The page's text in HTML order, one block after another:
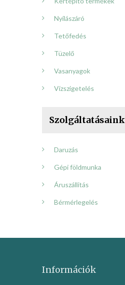
Nyílászáró
Tetőfedés
Tüzelő
Vasanyagok
Vízszigetelés
Szolgáltatásaink
Daruzás
Gépi földmunka
Áruszállítás
Bérmérlegelés
Információk